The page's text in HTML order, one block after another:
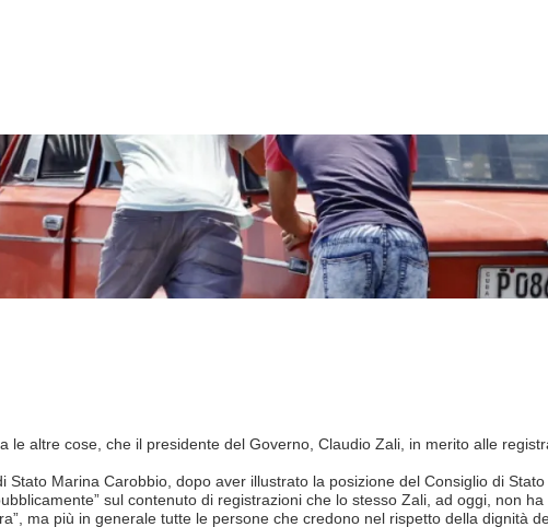
le altre cose, che il presidente del Governo, Claudio Zali, in merito alle
Marina Carobbio, dopo aver illustrato la posizione del Consiglio di
sul contenuto di registrazioni che lo stesso Zali, ad oggi, non
ma più in generale tutte le persone che credono nel rispetto della dignità